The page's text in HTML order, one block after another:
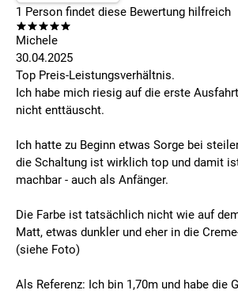
1 Person findet diese Bewertung hilfreich
Michele
30.04.2025
Top Preis-Leistungsverhältnis.
Ich habe mich riesig auf die erste
nicht enttäuscht.
Ich hatte zu Beginn etwas Sorge bei
die Schaltung ist wirklich top und damit
machbar - auch als Anfänger.
Die Farbe ist tatsächlich nicht wie auf
Matt, etwas dunkler und eher in die
(siehe Foto)
Als Referenz: Ich bin 1,70m und habe die